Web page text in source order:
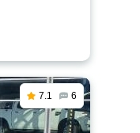
7.1 6